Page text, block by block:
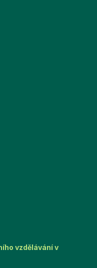
vzdělávání v